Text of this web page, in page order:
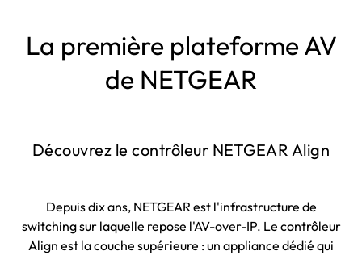
La première plateforme AV
de NETGEAR
Découvrez le contrôleur NETGEAR Align
Depuis dix ans, NETGEAR est l'infrastructure de
switching sur laquelle repose l'AV-over-IP. Le contrôleur
Align est la couche supérieure : un appliance dédié qui